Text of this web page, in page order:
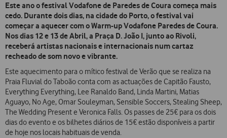
Este ano o festival Vodafone de Paredes de Coura começa mais
cedo. Durante dois dias, na cidade do Porto, o festival vai
começar a aquecer com o Warm-up Vodafone Paredes de Coura.
Nos dias 12 e 13 de Abril, a Praça D. João I, junto ao Rivoli,
receberá artistas nacionais e internacionais num cartaz
recheado de som novo e vibrante.
Este aquecimento para o mítico festival de Verão que se realiza na
Praia Fluvial do Taboão conta com as actuações de Capitão Fausto,
Everything Everything, Lee Ranaldo Band, Linda Martini, Matias
Aguayo, No Age, Omar Souleyman, Sensible Soccers, Stealing Sheep,
The Wedding Present e Veronica Falls. Os passes de 25€ para os dois
dias do evento e os bilhetes diários de 15€ estão disponíveis a partir
de hoje nos locais habituais de venda.